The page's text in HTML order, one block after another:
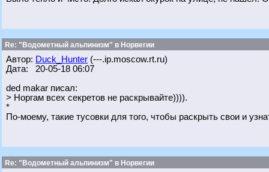
Re: "Водометный альпинизм" в Норвегии
Автор: Duck_Hunter (---.ip.moscow.rt.ru)
Дата: 20-05-18 06:07
ded makar писал:
> Норгам всех секретов не раскрывайте)))).
*
По-моему, такие тусовки для того, чтобы раскрыть свои и
Re: "Водометный альпинизм" в Норвегии